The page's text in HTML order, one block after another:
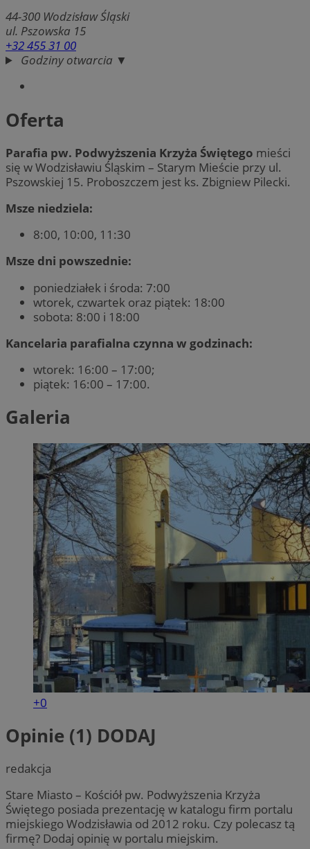
44-300 Wodzisław Śląski
ul. Pszowska 15
+32 455 31 00
Godziny otwarcia ▼
Oferta
Parafia pw. Podwyższenia Krzyża Świętego mieści
się w Wodzisławiu Śląskim – Starym Mieście przy ul.
Pszowskiej 15. Proboszczem jest ks. Zbigniew Pilecki.
Msze niedziela:
8:00, 10:00, 11:30
Msze dni powszednie:
poniedziałek i środa: 7:00
wtorek, czwartek oraz piątek: 18:00
sobota: 8:00 i 18:00
Kancelaria parafialna czynna w godzinach:
wtorek: 16:00 – 17:00;
piątek: 16:00 – 17:00.
Galeria
+0
Opinie (1) DODAJ
redakcja
Stare Miasto – Kościół pw. Podwyższenia Krzyża
Świętego posiada prezentację w katalogu firm portalu
miejskiego Wodzisławia od 2012 roku. Czy polecasz tą
firmę? Dodaj opinię w portalu miejskim.